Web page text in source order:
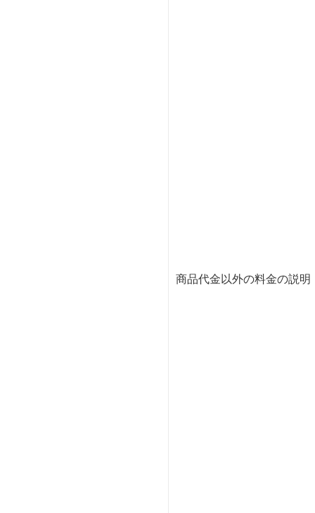
商品代金以外の料金の説明